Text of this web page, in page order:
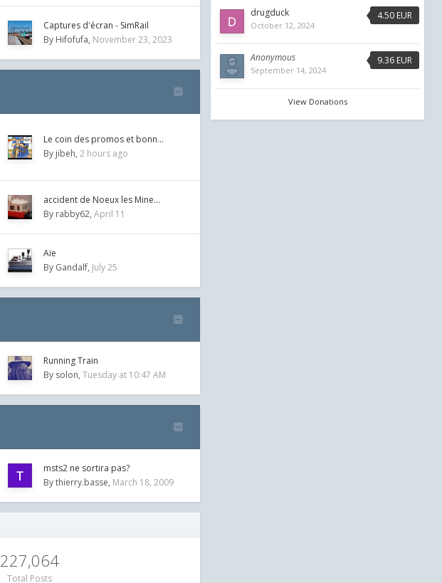
Captures d'écran - SimRail
By Hifofufa November 23, 2023
Le coin des promos et bonn…
By jibeh 2 hours ago
accident de Noeux les Mine…
By rabby62 April 11
Aïe
By Gandalf July 25
Running Train
By solon Tuesday at 10:47 AM
msts2 ne sortira pas?
Bythierry.basse March 18, 2009
227,064
Total Posts
4.50 EUR
drugduck
October 12, 2024
9.36 EUR
Anonymous
September 14, 2024
View Donations